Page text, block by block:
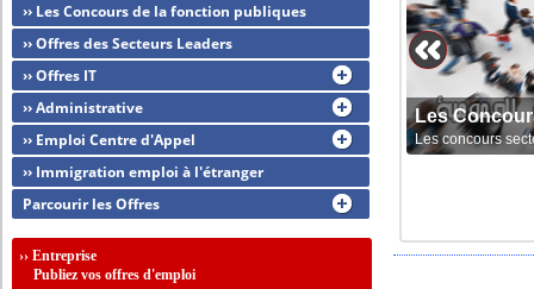
Les
Les concours
›› Les Concours de la fonction publiques
›› Offres des Secteurs Leaders
›› Offres IT
›› Administrative
›› Emploi Centre d'Appel
›› Immigration emploi à l'étranger
Parcourir les Offres
››Entreprise
Publiez vos offres d'emploi